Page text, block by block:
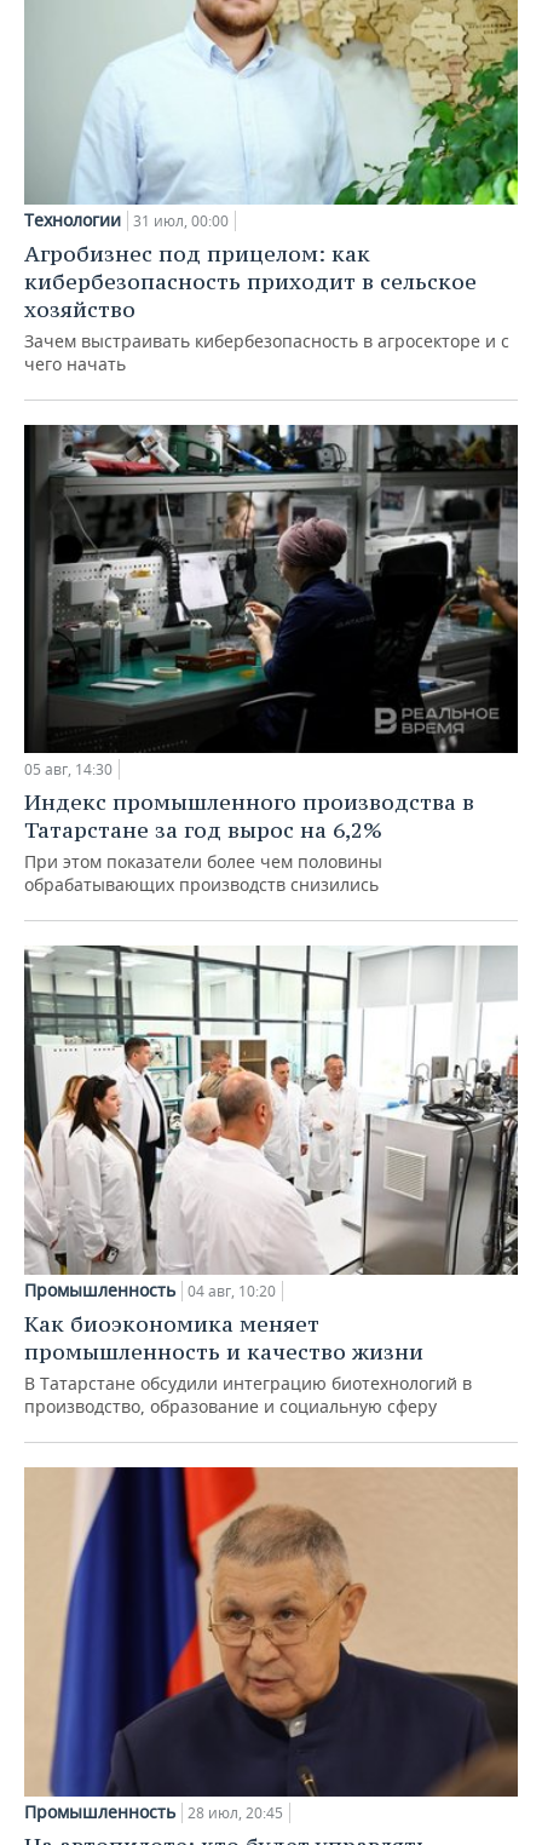
Технологии 31 июл, 00:00
Агробизнес под прицелом: как
кибербезопасность приходит в сельское
хозяйство
Зачем выстраивать кибербезопасность в агросекторе и с
чего начать
05 авг, 14:30
Индекс промышленного производства в
Татарстане за год вырос на 6,2%
При этом показатели более чем половины
обрабатывающих производств снизились
Промышленность 04 авг, 10:20
Как биоэкономика меняет
промышленность и качество жизни
В Татарстане обсудили интеграцию биотехнологий в
производство, образование и социальную сферу
Промышленность 28 июл, 20:45